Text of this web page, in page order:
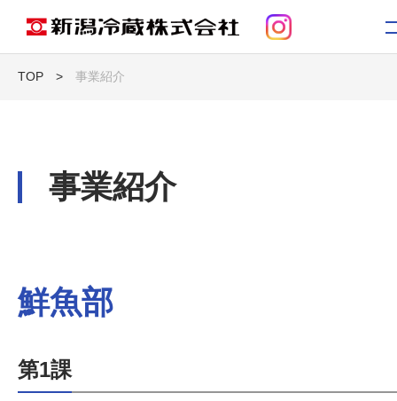
お知らせ
採用情報
TOP > 事業紹介
事業紹介
鮮魚部
第1課